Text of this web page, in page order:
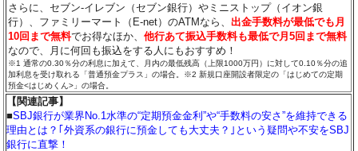
さらに、セブン-イレブン（セブン銀行）やミニストップ（イオン銀
行）、ファミリーマート（E-net）のATMなら、出金手数料が最低でも月
10回まで無料でお得なほか、他行あて振込手数料も最低で月5回まで無料
なので、月に何回も振込をする人にもおすすめ！
※1 通常の0.30％分の利息に加えて、月内の最低残高（上限1000万円）に対して0.10％分の追
加利息を受け取れる「普通預金プラス」の場合。※2 新規口座開設者限定の「はじめての定期
預金<はじめくん>」の場合。
【関連記事】
■SBJ銀行が業界No.1水準の“定期預金金利”や“手数料の安さ”を維持できる
理由とは？｢外資系の銀行に預金しても大丈夫？｣という疑問や不安をSBJ
銀行に直撃！